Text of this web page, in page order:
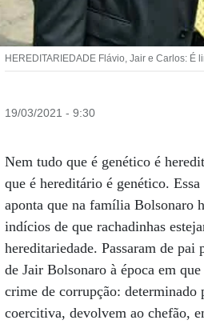
HEREDITARIEDADE Flávio, Jair e Carlos:
19/03/2021 - 9:30
Nem tudo que é genético é
que é hereditário é genético.
aponta que na família Bolsonaro
indícios de que rachadinhas
hereditariedade. Passaram de
de Jair Bolsonaro à época em
crime de corrupção:
coercitiva, devolvem ao chefão,